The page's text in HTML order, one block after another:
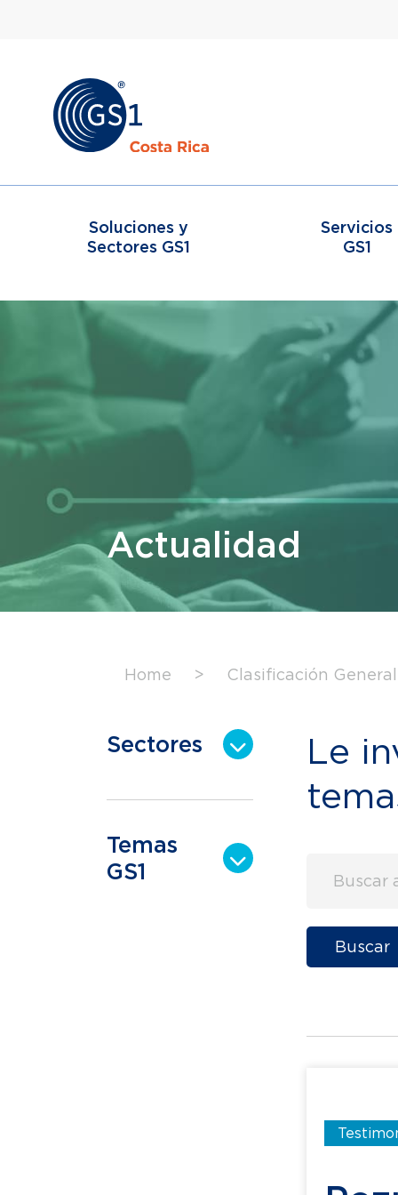
Soluciones y
Sectores GS1
Servicios
GS1
Actualidad
Home > Clasificación General
Sectores
Temas
GS1
Le
Buscar